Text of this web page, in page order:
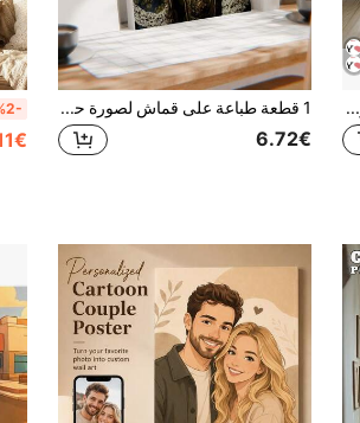
قالب بطاقة صور شخصية، هدية صور للأزواج له ولها، هدايا ذكرى سنوية للصديقة والصديق، عمل فني للحب، مجموعة 2026، فن جداري بسيط، ديكور منزلي جمالي، هدية زفاف، ديكور جداري 1 قطعة طباعة على قماش لصورة حيوانك الأليف المخصصة، لوحة فنية شخصية للحيوان الأليف، صورة شخصية للكلب أو القطة، لوحة ملكية فخمة للحيوان على قماش، هدية فنية شخصية، طباعة على قماش بصورك الخاصة لديكور غرفة النوم أو المعيشة أو الزفاف أو الحيوان الأليف أو العائلة أو الحب أو الصديق أو الصورة، هدية عيد ميلاد أو هدية لأفضل صديق أو هدية عائلية
6.72€